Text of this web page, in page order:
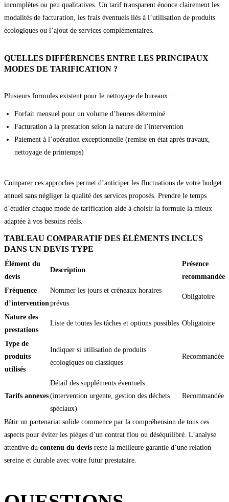
incomplètes ou peu qualitatives. Un tarif transparent énonce clairement les
modalités de facturation, les frais éventuels liés à l’utilisation de produits
écologiques ou l’ajout de services complémentaires.
QUELLES DIFFÉRENCES ENTRE LES PRINCIPAUX
MODES DE TARIFICATION ?
Plusieurs formules existent pour le nettoyage de bureaux :
Forfait mensuel pour un volume d’heures déterminé
Facturation à la prestation selon la nature de l’intervention
Paiement à l’opération exceptionnelle (remise en état après travaux,
nettoyage de printemps)
Comparer ces approches permet d’anticiper les fluctuations de votre budget
annuel sans négliger la qualité des services proposés. Prendre le temps
d’étudier chaque mode de tarification aide à choisir la formule la mieux
adaptée à vos besoins réels.
TABLEAU COMPARATIF DES ÉLÉMENTS INCLUS
DANS UN DEVIS TYPE
Élément du
devis
Description
Présence
recommandée
Fréquence
d’intervention
Nommer les jours et créneaux horaires
prévus
Obligatoire
Nature des
prestations
Liste de toutes les tâches et options possibles Obligatoire
Type de
produits
utilisés
Indiquer si utilisation de produits
écologiques ou classiques
Recommandée
Tarifs annexes
Détail des suppléments éventuels
(intervention urgente, gestion des déchets
spéciaux)
Recommandée
Bâtir un partenariat solide commence par la compréhension de tous ces
aspects pour éviter les pièges d’un contrat flou ou déséquilibré. L’analyse
attentive du contenu du devisreste la meilleure garantie d’une relation
sereine et durable avec votre futur prestataire.